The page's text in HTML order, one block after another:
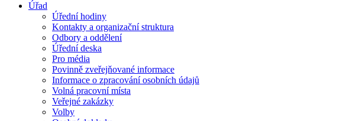
Úřad
Úřední hodiny
Kontakty a organizační struktura
Odbory a oddělení
Úřední deska
Pro média
Povinně zveřejňované informace
Informace o zpracování osobních údajů
Volná pracovní místa
Veřejné zakázky
Volby